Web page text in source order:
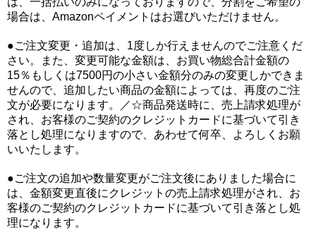
場合は、Amazonペイメントはお選びいただけません。
●ご注文変更・追加は、1度しか行えませんのでご注意くだ
さい。また、変更可能な金額は、お買い物総合計金額の
15％もしくは7500円の小さい金額分のみの変更しかできま
せんので、追加したい商品の金額によっては、再度のご注
文が必要になります。／☆商品発送時に、売上請求処理が
され、お客様のご契約のクレジットカードに基づいて引き
落とし処理になりますので、あわせて何卒、よろしくお願
いいたします。
●ご注文の追加や数量変更がご注文後にありました場合に
は、金額変更直後にクレジットの売上請求処理がされ、お
客様のご契約のクレジットカードに基づいて引き落とし処
理になります。